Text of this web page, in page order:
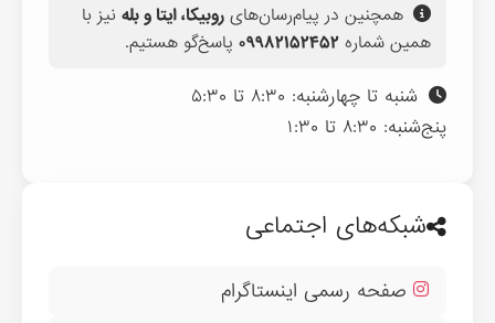
همچنین در پیام‌رسان‌های روبیکا، ایتا و بله نیز با
همین شماره ۰۹۹۸۲۱۵۲۴۵۲ پاسخ‌گو هستیم.
شنبه تا چهارشنبه: ۸:۳۰ تا ۵:۳۰
پنج‌شنبه: ۸:۳۰ تا ۱:۳۰
شبکه‌های اجتماعی
صفحه رسمی اینستاگرام